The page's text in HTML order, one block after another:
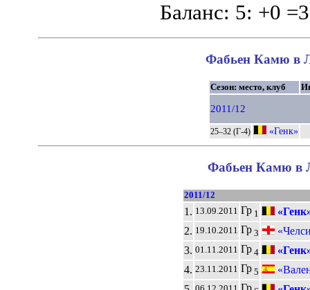
Баланс: 5: +0
Фабьен Камю в
Сезон: место, клуб
2011/12
25–32 (Г-4) «Генк»
Фабьен Камю в
2011/12
1. 13.09.2011 Гр 1
2. 19.10.2011 Гр 3
3. 01.11.2011 Гр 4
4. 23.11.2011 Гр 5
Гр